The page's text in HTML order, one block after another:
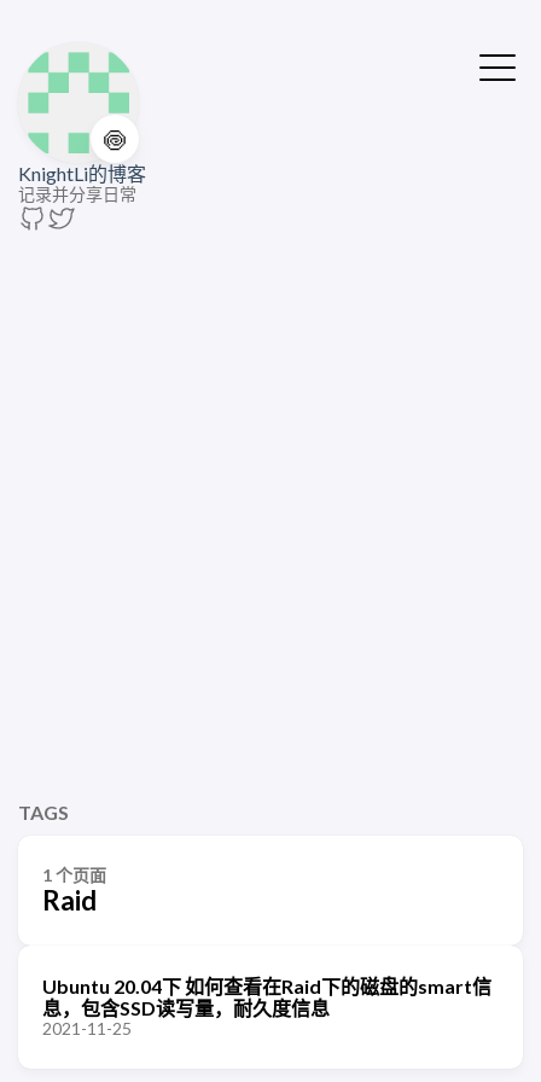
🍥
KnightLi的博客
记录并分享日常
TAGS
1 个页面
Raid
Ubuntu 20.04下 如何查看在Raid下的磁盘的smart信
息，包含SSD读写量，耐久度信息
2021-11-25